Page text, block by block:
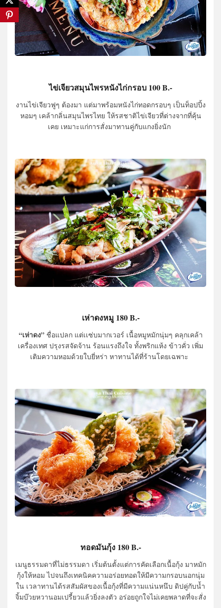
ไข่เจียวสมุนไพรหนังไก่กรอบ 100 B.-
งานไข่เจียวฟูๆ ต้องมา แต่มาพร้อมหนังไก่ทอดกรอบๆ เป็นท็อปปิ้ง
หอมๆ เคล้ากลิ่นสมุนไพรไทย ให้รสชาติไข่เจียวที่ต่างจากที่คุ้น
เคย เหมาะแก่การสั่งมาทานคู่กับแกงยิ่งนัก
เห่าดงหมู 180 B.-
“เห่าดง”ชื่อแปลก แต่เเซ่บมากเวอร์ เนื้อหมูหมักนุ่มๆ คลุกเคล้า
เครื่องเทศ ปรุงรสจัดจ้าน ร้อนแรงถึงใจ ทั้งพริกแห้ง ข้าวคั่ว เพิ่ม
เติมความหอมด้วยใบยี่หร่า หาทานได้ที่ร้านโดยเฉพาะ
ทอดมันกุ้ง 180 B.-
เมนูธรรมดาที่ไม่ธรรมดา เริ่มต้นตั้งแต่การคัดเลือกเนื้อกุ้ง มาหมัก
กุ้งให้หอม ไปจนถึงเทคนิคความอร่อยทอดให้มีความกรอบนอกนุ่ม
ใน เวลาทานได้รสสัมผัสของเนื้อกุ้งที่มีความแน่นหนึบ ดิปคู่กับน้ำ
จิ้มบ๊วยหวานอมเปรี้ยวแล้วยิ่งลงตัว อร่อยถูกใจไม่เคยพลาดที่จะสั่ง